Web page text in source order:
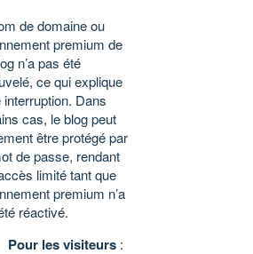
de domaine ou
premium de
n’a pas été
ce qui explique
interruption. Dans
cas, le blog peut
être protégé par
de passe, rendant
limité tant que
premium n’a
réactivé.
Pour les visiteurs :